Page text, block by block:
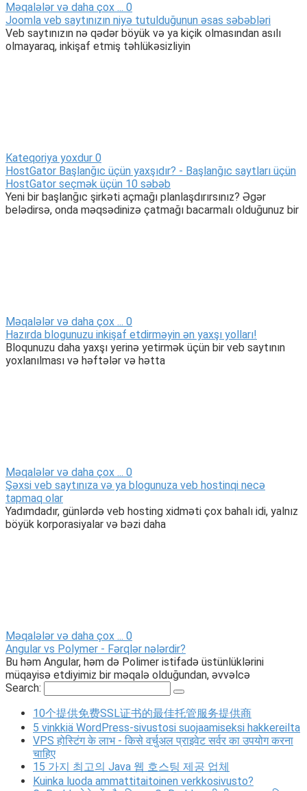
Məqalələr və daha çox ... 0
Joomla veb saytınızın niyə tutulduğunun əsas səbəbləri
Veb saytınızın nə qədər böyük və ya kiçik olmasından asılı
olmayaraq, inkişaf etmiş təhlükəsizliyin
Kateqoriya yoxdur 0
HostGator Başlanğıc üçün yaxşıdır? - Başlanğıc saytları üçün
HostGator seçmək üçün 10 səbəb
Yeni bir başlanğıc şirkəti açmağı planlaşdırırsınız? Əgər
belədirsə, onda məqsədinizə çatmağı bacarmalı olduğunuz bir
Məqalələr və daha çox ... 0
Hazırda blogunuzu inkişaf etdirməyin ən yaxşı yolları!
Bloqunuzu daha yaxşı yerinə yetirmək üçün bir veb saytının
yoxlanılması və həftələr və hətta
Məqalələr və daha çox ... 0
Şəxsi veb saytınıza və ya blogunuza veb hostinqi necə
tapmaq olar
Yadımdadır, günlərdə veb hosting xidməti çox bahalı idi, yalnız
böyük korporasiyalar və bəzi daha
Məqalələr və daha çox ... 0
Angular vs Polymer - Fərqlər nələrdir?
Bu həm Angular, həm də Polimer istifadə üstünlüklərini
müqayisə etdiyimiz bir məqalə olduğundan, əvvəlcə
Search:
10个提供免费SSL证书的最佳托管服务提供商
5 vinkkiä WordPress-sivustosi suojaamiseksi hakkereilta
VPS होस्टिंग के लाभ - किसे वर्चुअल प्राइवेट सर्वर का उपयोग करना
चाहिए
15 가지 최고의 Java 웹 호스팅 제공 업체
Kuinka luoda ammattitaitoinen verkkosivusto?